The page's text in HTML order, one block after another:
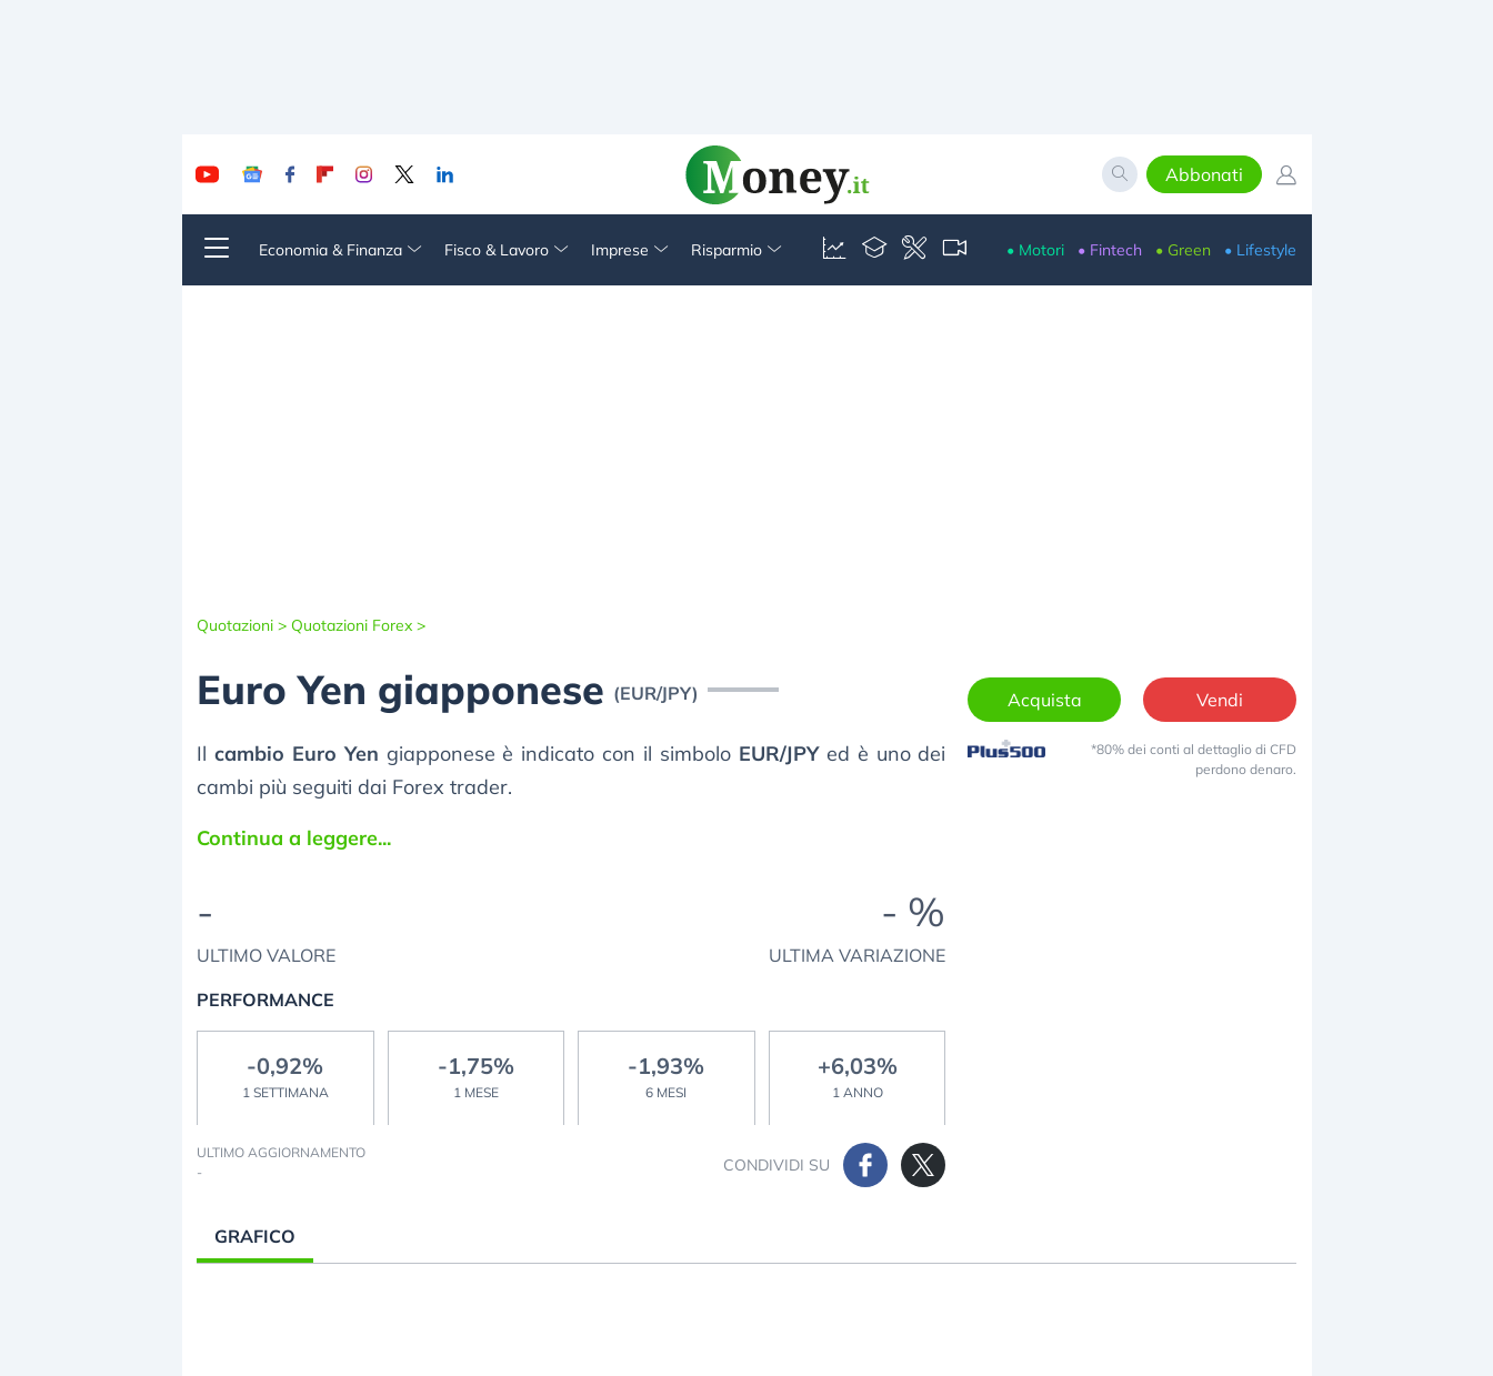
Abbonati
Economia & Finanza Fisco & Lavoro Imprese Risparmio • Motori • Fintech • Green • Lifestyle
Quotazioni > Quotazioni Forex >
Euro Yen giapponese (EUR/JPY)
Il cambio Euro Yen giapponese è indicato con il simbolo EUR/JPYed è uno dei
cambi più seguiti dai Forex trader.
Continua a leggere...
Acquista Vendi
*80% dei conti al dettaglio di CFD
perdono denaro.
-
ULTIMO VALORE
- %
ULTIMA VARIAZIONE
PERFORMANCE
-0,92%
1 SETTIMANA
-1,75%
1 MESE
-1,93%
6 MESI
+6,03%
1 ANNO
ULTIMO AGGIORNAMENTO
-
CONDIVIDI SU
GRAFICO